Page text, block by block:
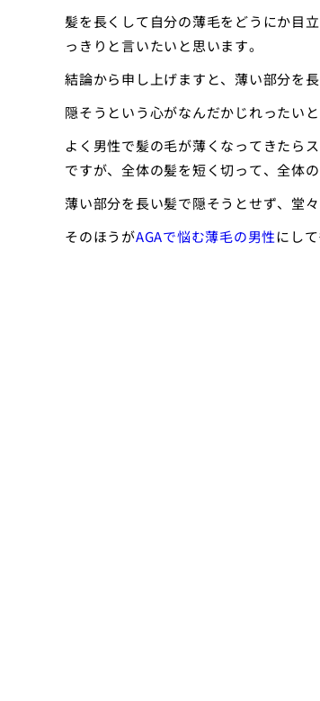
髪を長くして自分の薄毛をどうにか目
っきりと言いたいと思います。
結論から申し上げますと、薄い部分を
隠そうという心がなんだかじれったい
よく男性で髪の毛が薄くなってきたら
ですが、全体の髪を短く切って、全体
薄い部分を長い髪で隠そうとせず、堂
そのほうがAGAで悩む薄毛の男性にし